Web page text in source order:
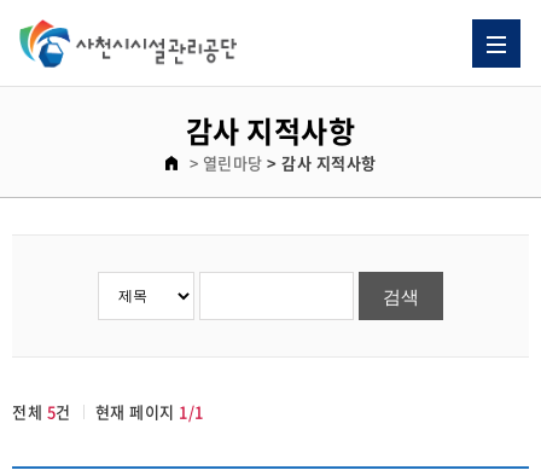
감사 지적사항
> 열린마당 > 감사 지적사항
전체 5건 현재 페이지 1/1